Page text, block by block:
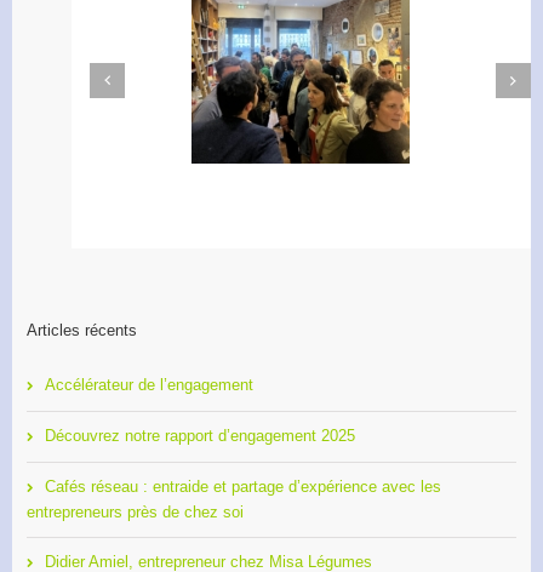
Accélérateur de
l’engagement
Previous
Next
Articles récents
Accélérateur de l’engagement
Découvrez notre rapport d’engagement 2025
Cafés réseau : entraide et partage d’expérience avec les
entrepreneurs près de chez soi
Didier Amiel, entrepreneur chez Misa Légumes